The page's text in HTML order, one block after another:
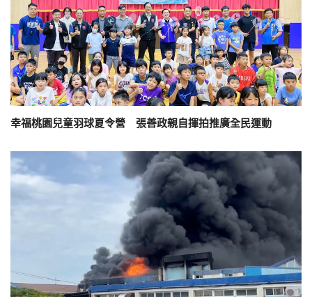
幸福桃園兒童羽球夏令營 張善政親自揮拍推廣全民運動